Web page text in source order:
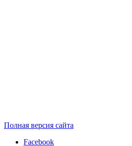
Полная версия сайта
Facebook